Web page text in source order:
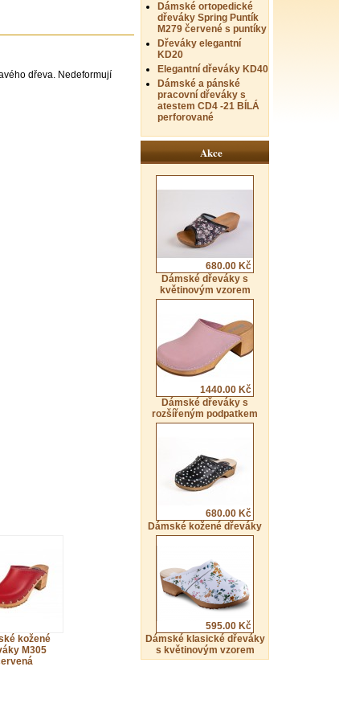
Dámské ortopedické
dřeváky Spring Puntík
M279 červené s puntíky
Dřeváky elegantní
KD20
Elegantní dřeváky KD40
Dámské a pánské
pracovní dřeváky s
atestem CD4 -21 BÍLÁ
perforované
Akce
680.00 Kč
Dámské dřeváky s
květinovým vzorem
1440.00 Kč
Dámské dřeváky s
rozšířeným podpatkem
680.00 Kč
Dámské kožené dřeváky
595.00 Kč
Dámské klasické dřeváky
s květinovým vzorem
dřeva. Nedeformují
kožené
M305